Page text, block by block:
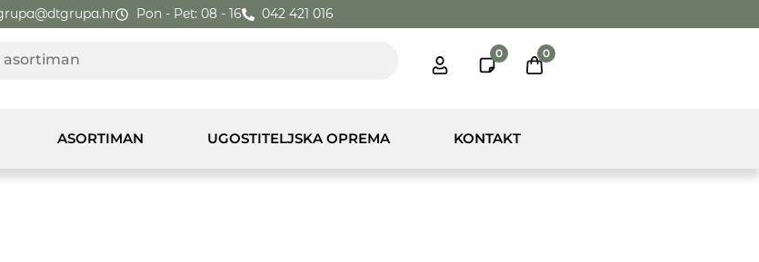
Pon - Pet: 08 - 16 042 421 016
0 0
ASORTIMAN UGOSTITELJSKA OPREMA KONTAKT